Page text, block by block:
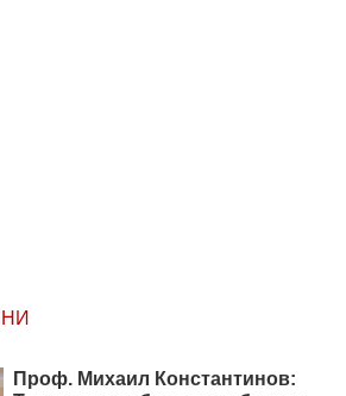
Проф. Михаил Константинов: